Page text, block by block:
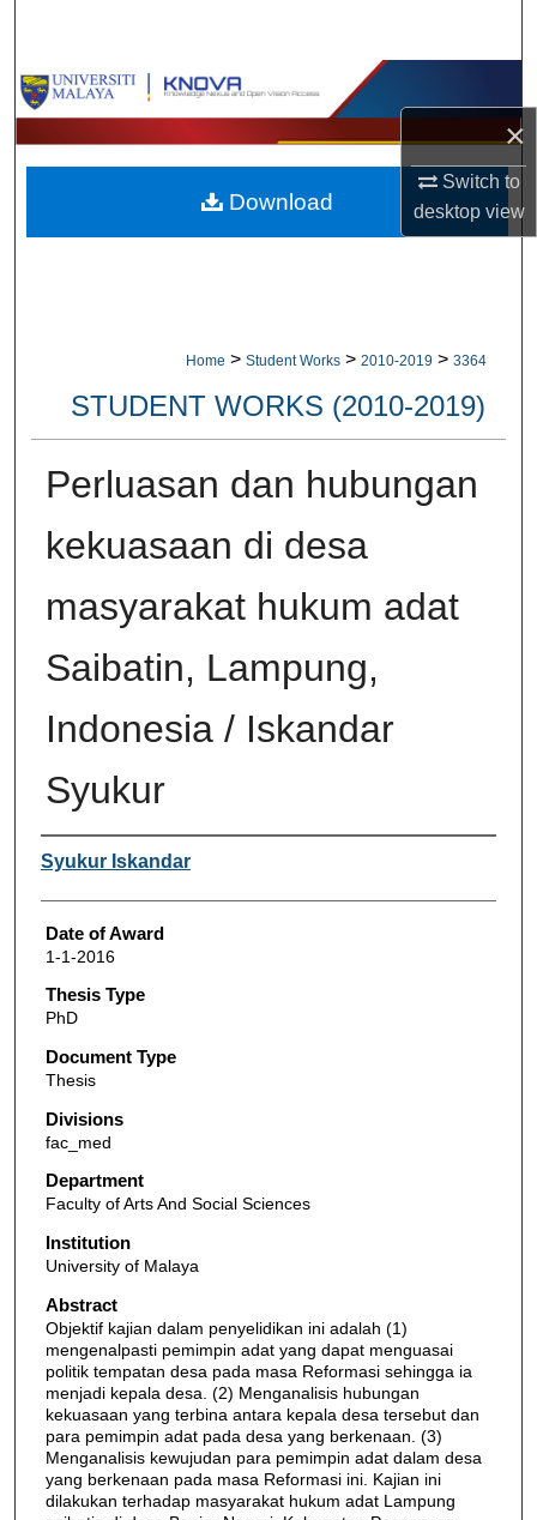
×
Switch to
desktopview
Browse Collections
My Account
About
Home > Student Works > 2010-2019 > 3364
STUDENT WORKS (2010-2019)
Perluasan dan hubungan
kekuasaan di desa
masyarakat hukum adat
Saibatin, Lampung,
Indonesia / Iskandar
Syukur
Author
Syukur Iskandar
Date of Award
1-1-2016
Thesis Type
PhD
Document Type
Thesis
Divisions
fac_med
Department
Faculty of Arts And Social Sciences
Institution
University of Malaya
Abstract
Objektif kajian dalam penyelidikan ini adalah (1)
mengenalpasti pemimpin adat yang dapat menguasai
politik tempatan desa pada masa Reformasi sehingga ia
menjadi kepala desa. (2) Menganalisis hubungan
kekuasaan yang terbina antara kepala desa tersebut dan
para pemimpin adat pada desa yang berkenaan. (3)
Menganalisis kewujudan para pemimpin adat dalam desa
yang berkenaan pada masa Reformasi ini. Kajian ini
dilakukan terhadap masyarakat hukum adat Lampung
Download